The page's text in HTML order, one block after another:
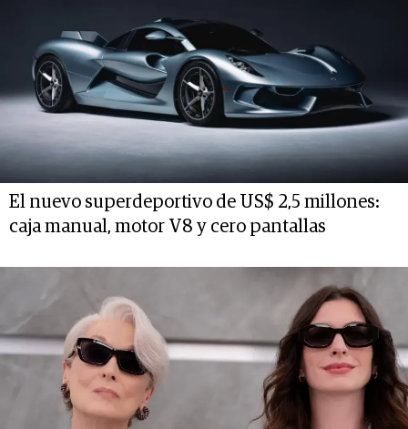
El nuevo superdeportivo de US$ 2,5 millones:
caja manual, motor V8 y cero pantallas